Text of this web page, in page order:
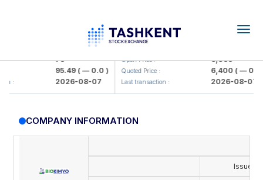
79
95.49( — 0.0 )
2026-08-07
UZMK (<O'zmetkombinat> AJ)
Open Price : 6,099
Quoted Price : 6,400( — 0.0 )
Last transaction : 2026-08-07
COMPANY INFORMATION
Issue's